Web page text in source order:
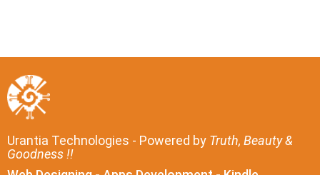
Urantia Technologies - Powered by Truth, Beauty &
Goodness !!